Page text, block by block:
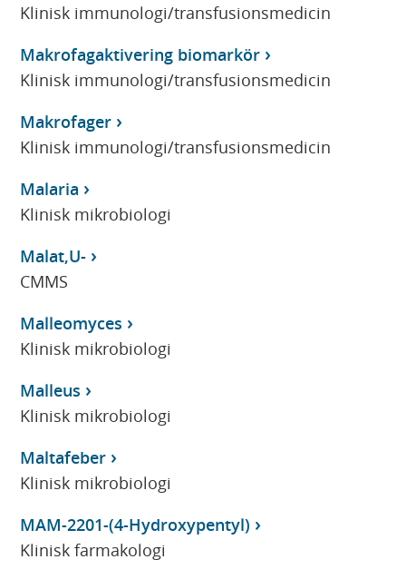
Klinisk immunologi/transfusionsmedicin
Makrofagaktivering biomarkör
Klinisk immunologi/transfusionsmedicin
Makrofager
Klinisk immunologi/transfusionsmedicin
Malaria
Klinisk mikrobiologi
Malat,U-
CMMS
Malleomyces
Klinisk mikrobiologi
Malleus
Klinisk mikrobiologi
Maltafeber
Klinisk mikrobiologi
MAM-2201-(4-Hydroxypentyl)
Klinisk farmakologi